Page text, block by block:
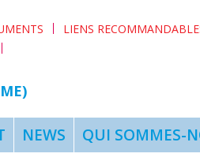
LIENS
NEWS QUI SOMMES-